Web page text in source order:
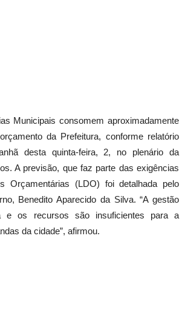
Municipais consomem aproximadamente
da Prefeitura, conforme relatório
desta quinta-feira, 2, no plenário da
A previsão, que faz parte das exigências
Orçamentárias (LDO) foi detalhada pelo
Benedito Aparecido da Silva. “A gestão
e os recursos são insuficientes para a
da cidade”, afirmou.